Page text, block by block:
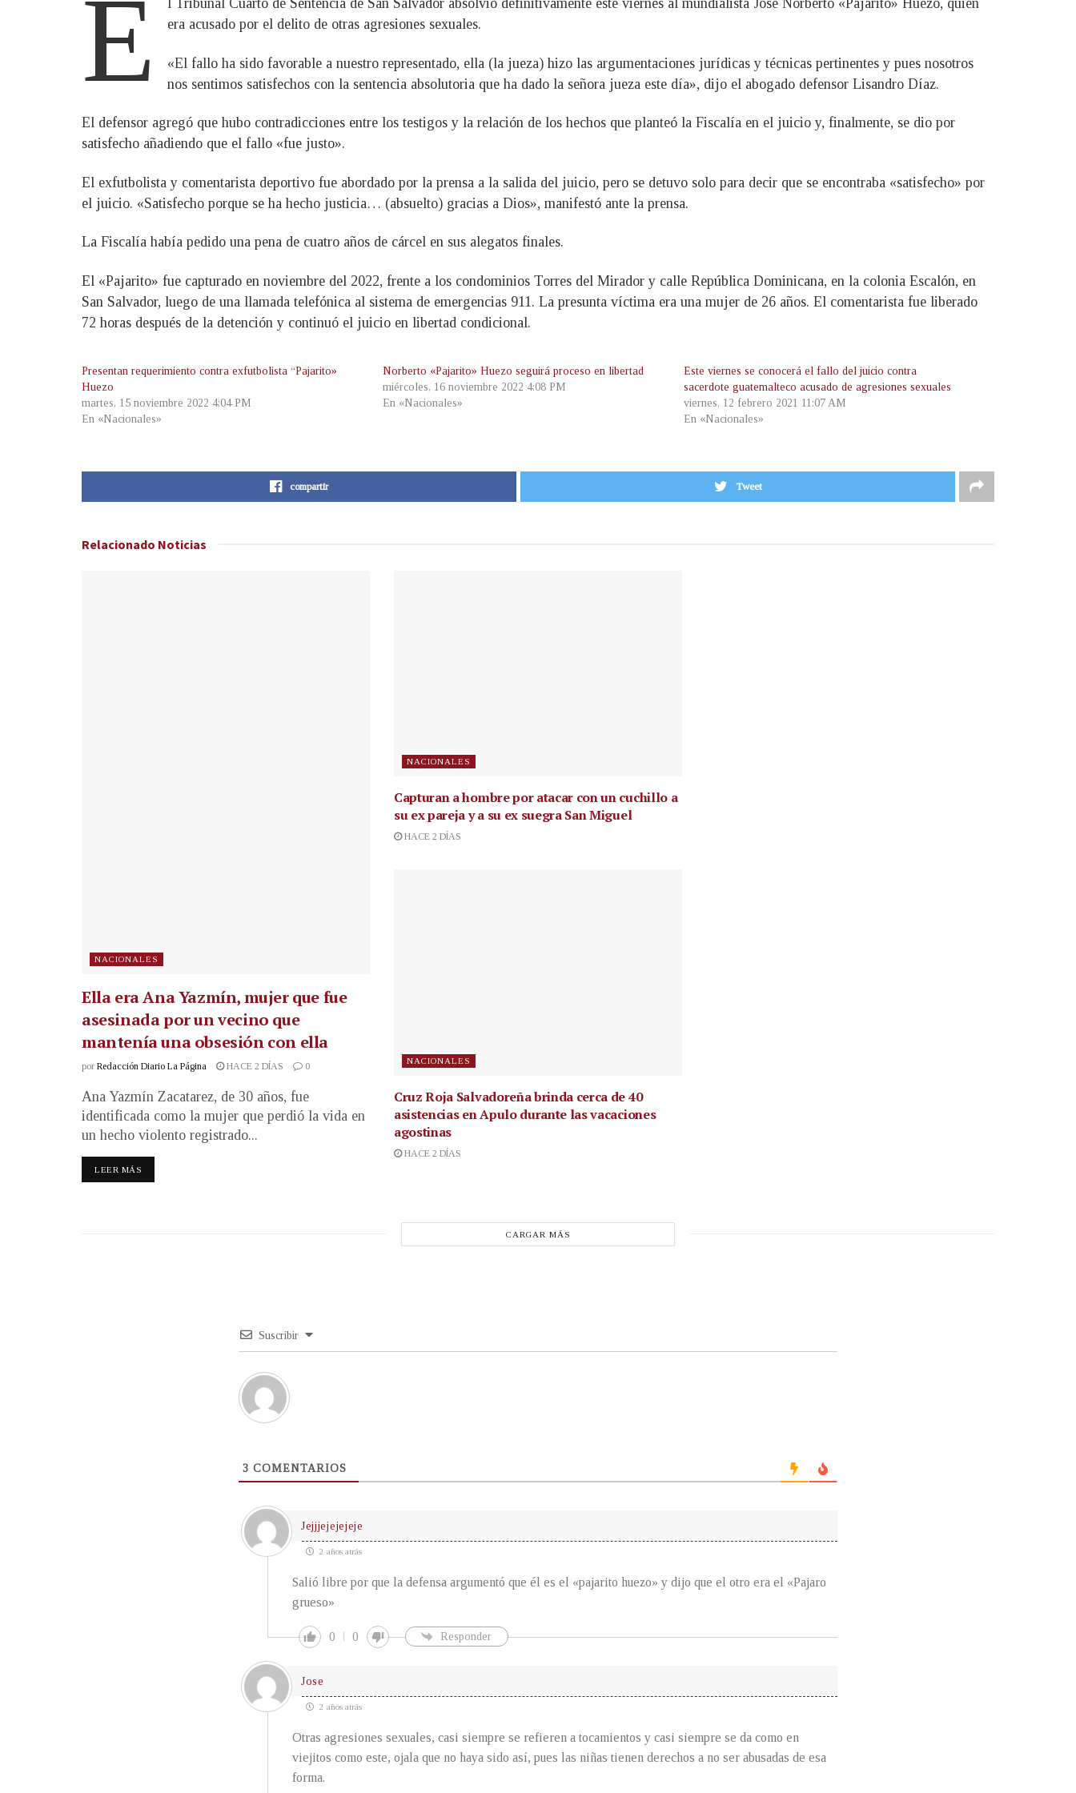
E
l Tribunal Cuarto de Sentencia de San Salvador absolvió definitivamente este viernes al mundialista José Norberto «Pajarito» Huezo, quien
era acusado por el delito de otras agresiones sexuales.
«El fallo ha sido favorable a nuestro representado, ella (la jueza) hizo las argumentaciones jurídicas y técnicas pertinentes y pues nosotros
nos sentimos satisfechos con la sentencia absolutoria que ha dado la señora jueza este día», dijo el abogado defensor Lisandro Díaz.
El defensor agregó que hubo contradicciones entre los testigos y la relación de los hechos que planteó la Fiscalía en el juicio y, finalmente, se dio por
satisfecho añadiendo que el fallo «fue justo».
El exfutbolista y comentarista deportivo fue abordado por la prensa a la salida del juicio, pero se detuvo solo para decir que se encontraba «satisfecho» por
el juicio. «Satisfecho porque se ha hecho justicia… (absuelto) gracias a Dios», manifestó ante la prensa.
La Fiscalía había pedido una pena de cuatro años de cárcel en sus alegatos finales.
El «Pajarito» fue capturado en noviembre del 2022, frente a los condominios Torres del Mirador y calle República Dominicana, en la colonia Escalón, en
San Salvador, luego de una llamada telefónica al sistema de emergencias 911. La presunta víctima era una mujer de 26 años. El comentarista fue liberado
72 horas después de la detención y continuó el juicio en libertad condicional.
Presentan requerimiento contra exfutbolista “Pajarito»
Huezo
martes, 15 noviembre 2022 4:04 PM
En «Nacionales»
Norberto «Pajarito» Huezo seguirá proceso en libertad
miércoles, 16 noviembre 2022 4:08 PM
En «Nacionales»
Este viernes se conocerá el fallo del juicio contra
sacerdote guatemalteco acusado de agresiones sexuales
viernes, 12 febrero 2021 11:07 AM
En «Nacionales»
compartir Tweet
Relacionado Noticias
NACIONALES
Ella era Ana Yazmín, mujer que fue
asesinada por un vecino que
mantenía una obsesión con ella
por Redacción Diario La Página HACE 2 DÍAS 0
Ana Yazmín Zacatarez, de 30 años, fue
identificada como la mujer que perdió la vida en
un hecho violento registrado...
LEER MÁS
NACIONALES
Capturan a hombre por atacar con un cuchillo a
su ex pareja y a su ex suegra San Miguel
HACE 2 DÍAS
NACIONALES
Cruz Roja Salvadoreña brinda cerca de 40
asistencias en Apulo durante las vacaciones
agostinas
HACE 2 DÍAS
CARGAR MÁS
Suscribir
3 COMENTARIOS
Jejjjejejejeje
2 años atrás
Salió libre por que la defensa argumentó que él es el «pajarito huezo» y dijo que el otro era el «Pajaro
grueso»
0 0 Responder
Jose
2 años atrás
Otras agresiones sexuales, casi siempre se refieren a tocamientos y casi siempre se da como en
viejitos como este, ojala que no haya sido así, pues las niñas tienen derechos a no ser abusadas de esa
forma.